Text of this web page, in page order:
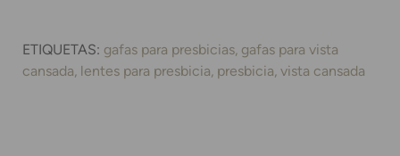
ETIQUETAS: gafas para presbicias gafas para vista
cansada lentes para presbicia presbicia vista cansada